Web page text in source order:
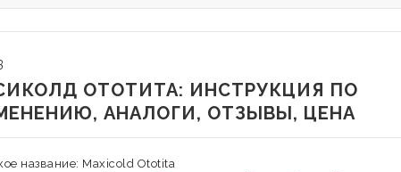
ОТОТИТА: ИНСТРУКЦИЯ ПО
АНАЛОГИ, ОТЗЫВЫ, ЦЕНА
название: Maxicold Ototita